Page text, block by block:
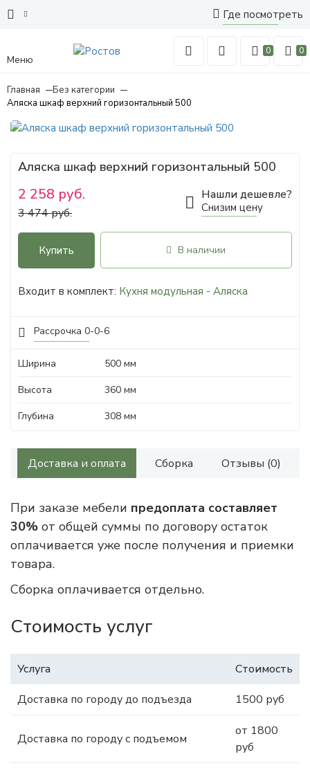
Где посмотреть
Меню
0 0
Главная
Без категории
Аляска шкаф верхний горизонтальный 500
Рассрочка 0-0-6
Аляска шкаф верхний горизонтальный 500
2 258 руб.
3 474 руб.
Нашли дешевле?
Снизим цену
Купить В наличии
Входит в комплект: Кухня модульная - Аляска
Ширина
500 мм
Высота
360 мм
Глубина
308 мм
Доставка и оплата Сборка Отзывы (0)
При заказе мебели предоплата составляет
30% от общей суммы по договору остаток
оплачивается уже после получения и приемки
товара.
Сборка оплачивается отдельно.
Стоимость услуг
Услуга
Стоимость
Доставка по городу до подъезда
1500 руб
Доставка по городу с подъемом
от 1800
руб